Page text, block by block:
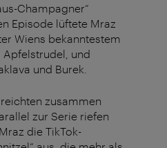
Champagner“
Episode lüftete Mraz
Wiens bekanntestem
Apfelstrudel, und
und Burek.
zusammen
zur Serie riefen
die TikTok-